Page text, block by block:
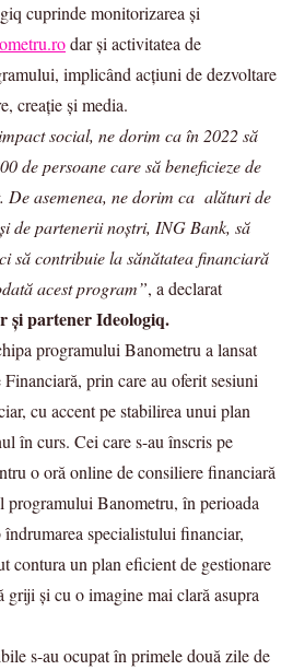
cuprinde monitorizarea și
dar și activitatea de
implicând acțiuni de dezvoltare
creație și media.
social, ne dorim ca în 2022 să
de persoane care să beneficieze de
asemenea, ne dorim ca alături de
de partenerii noștri, ING Bank, să
să contribuie la sănătatea financiară
acest program”, a declarat
și partener Ideologiq.
programului Banometru a lansat
prin care au oferit sesiuni
cu accent pe stabilirea unui plan
în curs. Cei care s-au înscris pe
o oră online de consiliere financiară
Banometru, în perioada
specialistului financiar,
contura un plan eficient de gestionare
griji și cu o imagine mai clară asupra
s-au ocupat în primele două zile de